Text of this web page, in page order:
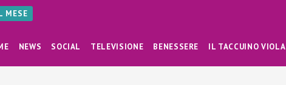
MESE
NEWS SOCIAL TELEVISIONE BENESSERE IL TACCUINO VIOLA